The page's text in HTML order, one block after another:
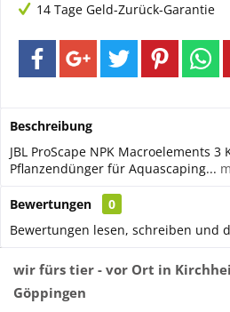
14 Tage Geld-Zurück-Garantie
Beschreibung
JBL ProScape NPK Macroelements 3
Pflanzendünger für Aquascaping...
Bewertungen
0
Bewertungen lesen, schreiben und
wir fürs tier - vor Ort in
Göppingen